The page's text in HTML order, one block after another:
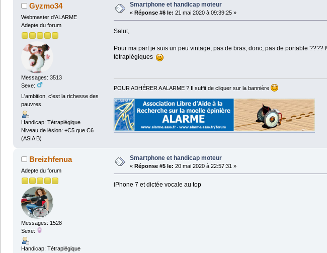
Gyzmo34
Webmaster d'ALARME
Adepte du forum
Messages: 3513
Sexe:
L'ambition, c'est la richesse des
pauvres.
Handicap: Tétraplégique
Niveau de lésion: +C5 que C6
(ASIA B)
Smartphone et handicap moteur
« Réponse #6 le: 21 mai 2020 à 09:39:25 »
Salut,
Pour ma part je suis un peu vintage, pas de bras, donc, pas de portable
tétraplégiques
POUR ADHÉRER A ALARME ? Il suffit de cliquer sur la bannière
Breizhfenua
Adepte du forum
Messages: 1528
Sexe:
Handicap: Tétraplégique
Smartphone et handicap moteur
« Réponse #5 le: 20 mai 2020 à 22:57:31 »
iPhone 7 et dictée vocale au top